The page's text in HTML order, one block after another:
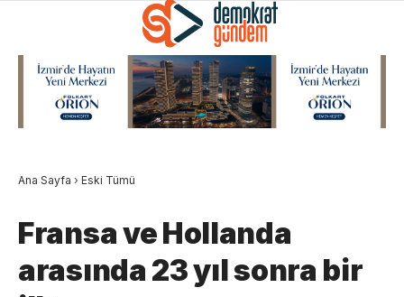
Ana Sayfa › Eski Tümü
Fransa ve Hollanda
arasında 23 yıl sonra bir